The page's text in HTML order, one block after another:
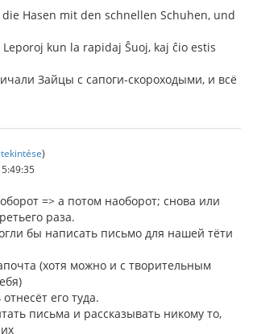
die Hasen mit den schnellen Schuhen, und
Leporoj kun la rapidaj Ŝuoj, kaj ĉio estis
Зайцы с сапоги-скороходыми, и всё
)
=> а потом наоборот; снова или
раза.
бы написать письмо для нашей тёти
(хотя можно и с творительным
его туда.
письма и рассказывать никому то,